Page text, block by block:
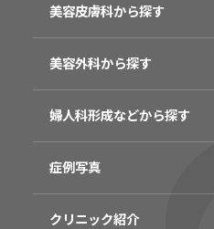
美容皮膚科から探す
美容外科から探す
婦人科形成などから探す
症例写真
クリニック紹介